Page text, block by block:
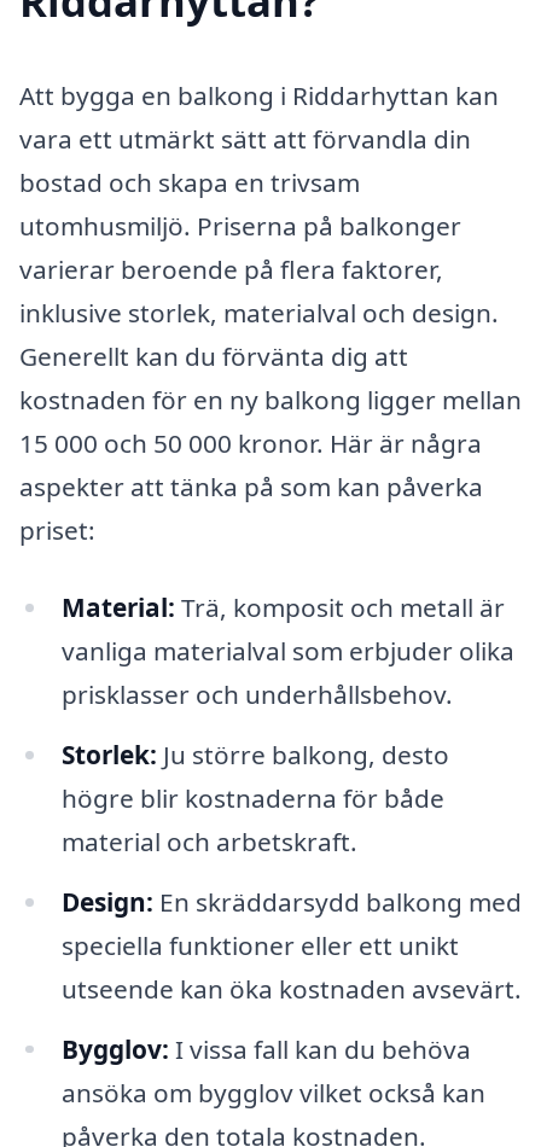
Att bygga en balkong i Riddarhyttan kan
vara ett utmärkt sätt att förvandla din
bostad och skapa en trivsam
utomhusmiljö. Priserna på balkonger
varierar beroende på flera faktorer,
inklusive storlek, materialval och design.
Generellt kan du förvänta dig att
kostnaden för en ny balkong ligger mellan
15 000 och 50 000 kronor. Här är några
aspekter att tänka på som kan påverka
priset:
Material: Trä, komposit och metall är
vanliga materialval som erbjuder olika
prisklasser och underhållsbehov.
Storlek: Ju större balkong, desto
högre blir kostnaderna för både
material och arbetskraft.
Design: En skräddarsydd balkong med
speciella funktioner eller ett unikt
utseende kan öka kostnaden avsevärt.
Bygglov: I vissa fall kan du behöva
ansöka om bygglov vilket också kan
påverka den totala kostnaden.